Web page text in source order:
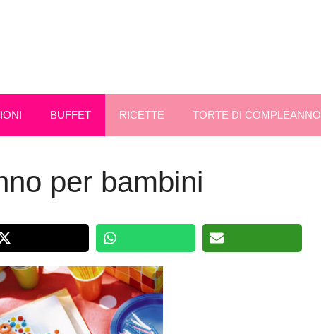
BUFFET RICETTE TORTE DI COMPLEANNO
per bambini